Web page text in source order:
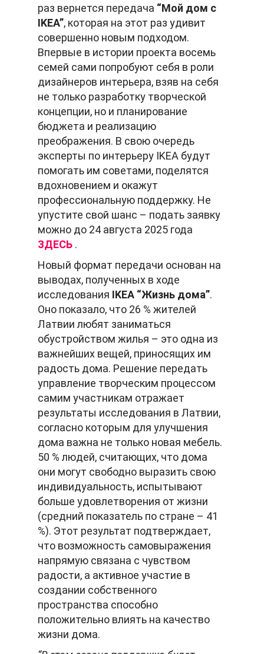
раз вернется передача “Мой дом с
IKEA”, которая на этот раз удивит
совершенно новым подходом.
Впервые в истории проекта восемь
семей сами попробуют себя в роли
дизайнеров интерьера, взяв на себя
не только разработку творческой
концепции, но и планирование
бюджета и реализацию
преображения. В свою очередь
эксперты по интерьеру IKEA будут
помогать им советами, поделятся
вдохновением и окажут
профессиональную поддержку. Не
упустите свой шанс – подать заявку
можно до 24 августа 2025 года
ЗДЕСЬ .
Новый формат передачи основан на
выводах, полученных в ходе
исследования IKEA “Жизнь дома”.
Оно показало, что 26 % жителей
Латвии любят заниматься
обустройством жилья – это одна из
важнейших вещей, приносящих им
радость дома. Решение передать
управление творческим процессом
самим участникам отражает
результаты исследования в Латвии,
согласно которым для улучшения
дома важна не только новая мебель.
50 % людей, считающих, что дома
они могут свободно выразить свою
индивидуальность, испытывают
больше удовлетворения от жизни
(средний показатель по стране – 41
%). Этот результат подтверждает,
что возможность самовыражения
напрямую связана с чувством
радости, а активное участие в
создании собственного
пространства способно
положительно влиять на качество
жизни дома.